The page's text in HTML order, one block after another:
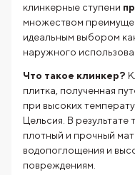
клинкерные ступени
множеством
идеальным выбором
наружного
Что такое клинкер?
плитка, полученная
при высоких
Цельсия. В
плотный и прочный
водопоглощения и
повреждениям.